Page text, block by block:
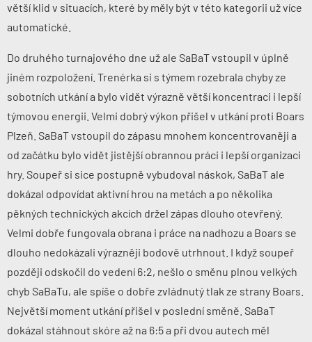
větší klid v situacích, které by měly být v této kategorii už více
automatické.
Do druhého turnajového dne už ale SaBaT vstoupil v úplně
jiném rozpoložení. Trenérka si s týmem rozebrala chyby ze
sobotních utkání a bylo vidět výrazně větší koncentraci i lepší
týmovou energii. Velmi dobrý výkon přišel v utkání proti Boars
Plzeň. SaBaT vstoupil do zápasu mnohem koncentrovaněji a
od začátku bylo vidět jistější obrannou práci i lepší organizaci
hry. Soupeř si sice postupně vybudoval náskok, SaBaT ale
dokázal odpovídat aktivní hrou na metách a po několika
pěkných technických akcích držel zápas dlouho otevřený.
Velmi dobře fungovala obrana i práce na nadhozu a Boars se
dlouho nedokázali výrazněji bodově utrhnout. I když soupeř
později odskočil do vedení 6:2, nešlo o směnu plnou velkých
chyb SaBaTu, ale spíše o dobře zvládnutý tlak ze strany Boars.
Největší moment utkání přišel v poslední směně. SaBaT
dokázal stáhnout skóre až na 6:5 a při dvou autech měl